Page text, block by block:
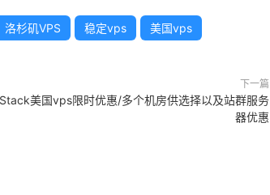
洛杉矶VPS 稳定vps 美国vps
下一篇
美国vps限时优惠/多个机房供选择以及站群服务
器优惠